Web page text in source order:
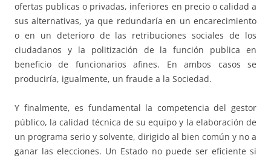
ofertas publicas o privadas, inferiores en precio o calidad a
sus alternativas, ya que redundaría en un encarecimiento
o en un deterioro de las retribuciones sociales de los
ciudadanos y la politización de la función publica en
beneficio de funcionarios afines. En ambos casos se
produciría, igualmente, un fraude a la Sociedad.
Y finalmente, es fundamental la competencia del gestor
público, la calidad técnica de su equipo y la elaboración de
un programa serio y solvente, dirigido al bien común y no a
ganar las elecciones. Un Estado no puede ser eficiente si